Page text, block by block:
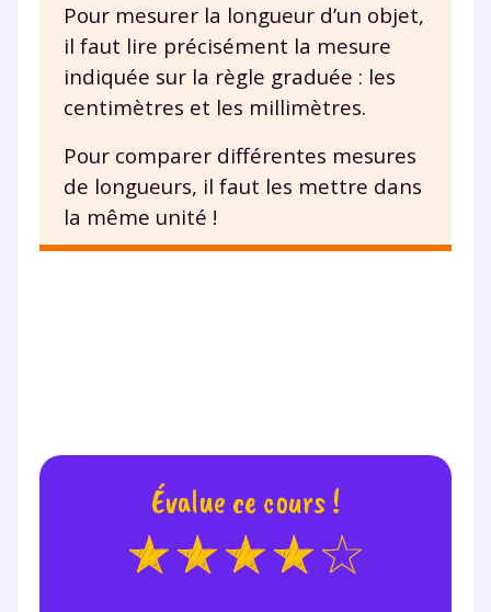
Pour mesurer la longueur d’un objet,
il faut lire précisément la mesure
indiquée sur la règle graduée : les
centimètres et les millimètres.
Pour comparer différentes mesures
de longueurs, il faut les mettre dans
la même unité !
Évalue ce cours !
Envie de progresser
et de réussir votre
plateforme de soutien
Fiches de cours et vidéos ,exercices